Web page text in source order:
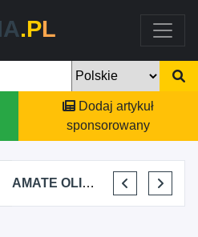
.PL
Dodaj artykuł
sponsorowany
AMATE OLIWIA KIRKIEWICZ KAJU BUS JUSTYNA JASTRZĘBSKA